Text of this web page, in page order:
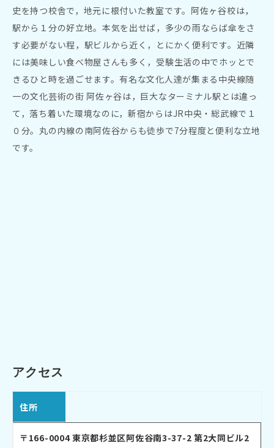
史を持つ校舎で，地元に根付いた教室です。阿佐ヶ谷校は，
駅から１分の好立地。本気を出せば，多少の雨ならば傘をさ
す必要がない程，駅ビルから近く，とにかく便利です。近隣
には美味しい食べ物屋さんも多く，受験生活の中でホッとで
きるひと時を過ごせます。有名な文化人達が集まる中央線随
一の文化芸術の街 阿佐ヶ谷は，巨大なターミナル駅とは違っ
て，落ち着いた環境なのに，新宿からはJR中央・総武線で１
０分。丸の内線の南阿佐谷からも徒歩で7分程度と便利な立地
です。
アクセス
住所
〒166-0004 東京都杉並区阿佐谷南3-37-2 第2大同ビル2